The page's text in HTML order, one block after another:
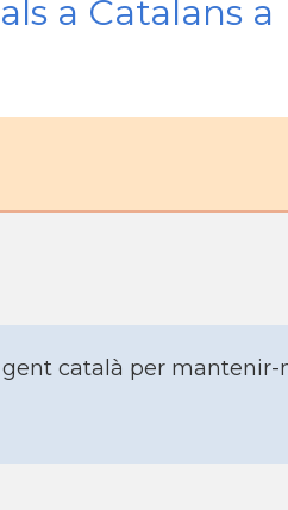
a Catalans a
català per mantenir-